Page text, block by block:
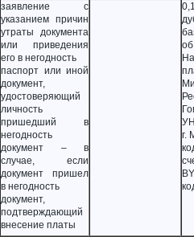
заявление с
указанием причин
утраты документа
или приведения
его в негодность
паспорт или иной
документ,
удостоверяющий
личность
пришедший в
негодность
документ – в
случае, если
документ пришел
в негодность
документ,
подтверждающий
внесение платы
г.